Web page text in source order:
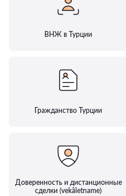
ВНЖ в Турции
Гражданство Турции
Доверенность и дистанционные
сделки (vekâletname)